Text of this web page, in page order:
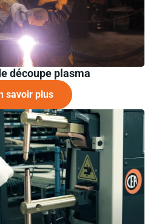
découpe plasma
savoir plus